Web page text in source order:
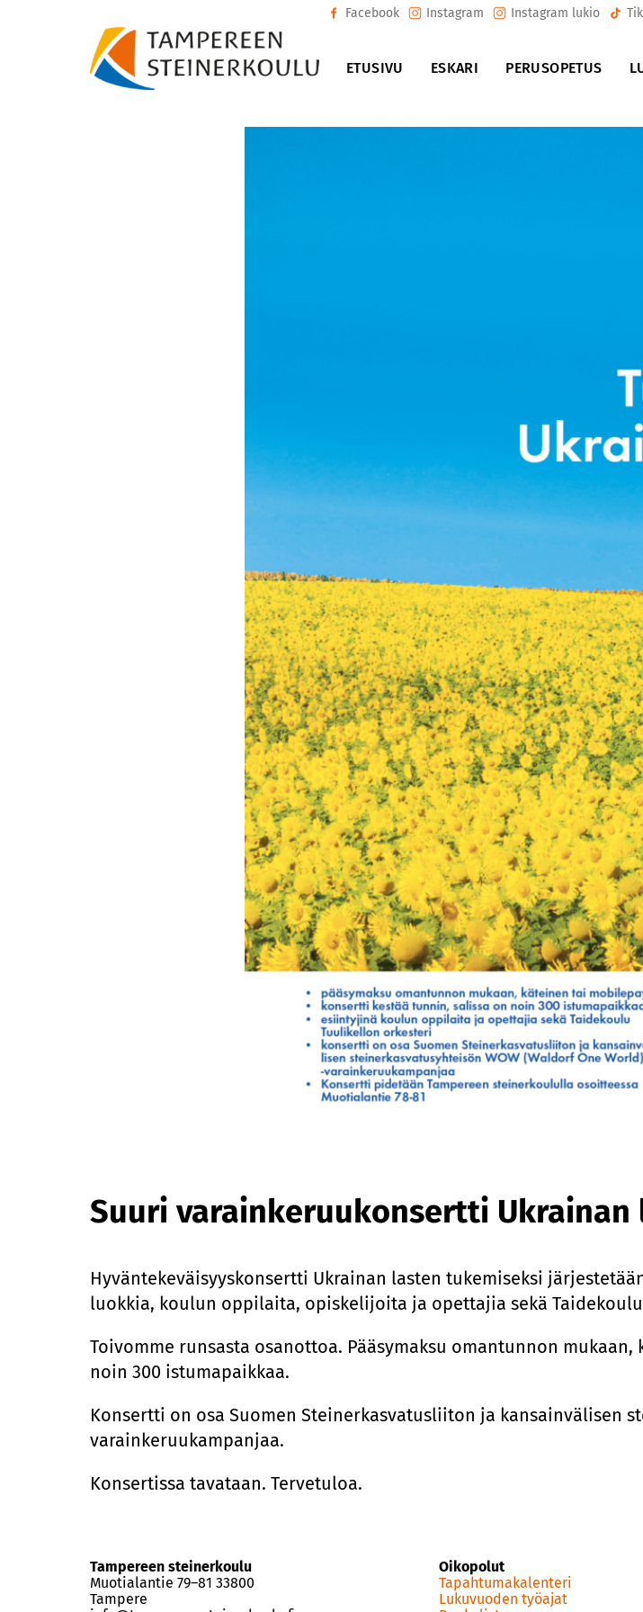
Facebook Instagram Instagram lukio
ETUSIVU ESKARI PERUSOPETUS
Suuri varainkeruu­konsertti Ukrainan
Hyväntekeväisyyskonsertti Ukrainan lasten tukemiseksi
luokkia, koulun oppilaita, opiskelijoita ja opettajia sekä
Toivomme runsasta osanottoa. Pääsymaksu omantunnon
noin 300 istumapaikkaa.
Konsertti on osa Suomen Steinerkasvatusliiton ja kansainvä­lisen
varainkeruukampanjaa.
Konsertissa tavataan. Tervetuloa.
Tampereen steinerkoulu
Muotialantie 79–81 33800
Tampere
Oikopolut
Tapahtumakalenteri
Lukuvuoden työajat